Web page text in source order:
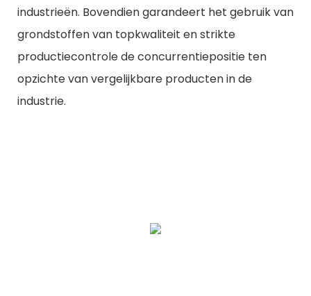
industrieën. Bovendien garandeert het gebruik van
grondstoffen van topkwaliteit en strikte
productiecontrole de concurrentiepositie ten
opzichte van vergelijkbare producten in de
industrie.